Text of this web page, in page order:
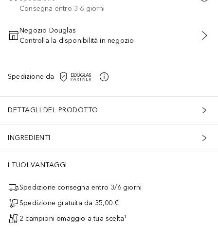
Consegna entro 3-6 giorni
AGGIUNGI AL CARRELLO
Negozio Douglas
Controlla la disponibilità in negozio
Spedizione da
DETTAGLI DEL PRODOTTO
INGREDIENTI
I TUOI VANTAGGI
Spedizione consegna entro 3/6 giorni
Spedizione gratuita da 35,00 €
2 campioni omaggio a tua scelta¹